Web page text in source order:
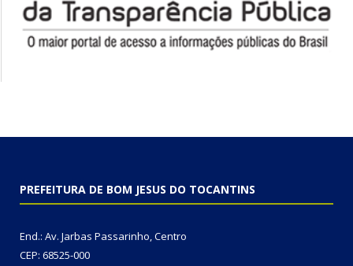
PREFEITURA DE BOM JESUS DO TOCANTINS
End.: Av. Jarbas Passarinho, Centro
CEP: 68525-000